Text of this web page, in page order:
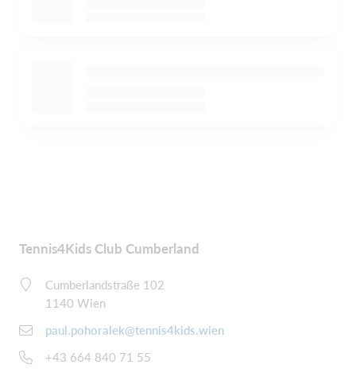
Tennis4Kids Club Cumberland
Cumberlandstraße 102
1140 Wien
paul.pohoralek@tennis4kids.wien
+43 664 840 71 55